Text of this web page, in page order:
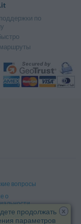
по
вопросы
о
x
продолжать
параметров